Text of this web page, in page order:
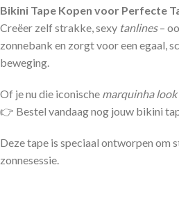
Bikini Tape Kopen voor Perfecte
Creëer zelf strakke, sexy tanlines–
zonnebank en zorgt voor een egaal,
beweging.
Of je nu die iconische marquinha look
👉 Bestel vandaag nog jouw bikini
Deze tape is speciaal ontworpen om
zonnesessie.